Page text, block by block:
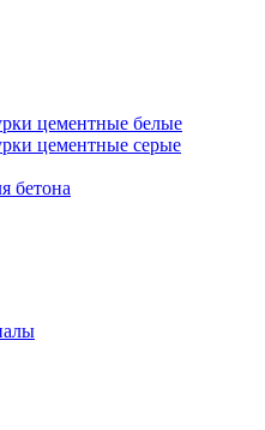
цементные белые
цементные серые
бетона